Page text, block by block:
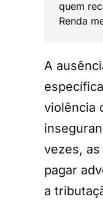
quem
Renda
A
violência
vezes,
pagar
a